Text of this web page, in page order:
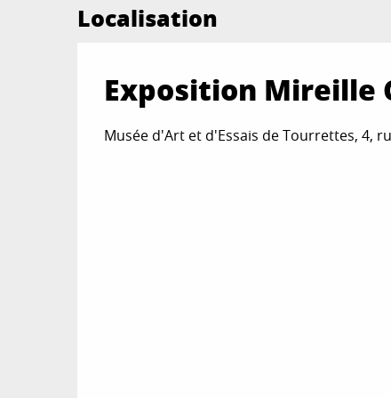
Localisation
Exposition Mireille
Musée d'Art et d'Essais de Tourrettes, 4,